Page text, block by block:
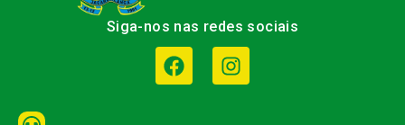
Siga-nos nas redes sociais